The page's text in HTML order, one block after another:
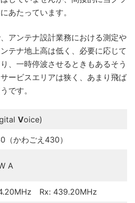
あたっています。
アンテナ設計業務における測定や
テナ地上高は低く、必要に応じて
、一時停波させるときもあるそう
ービスエリアは狭く、あまり飛ば
です。
Voice)
（かわごえ430）
A
Rx: 439.20MHz